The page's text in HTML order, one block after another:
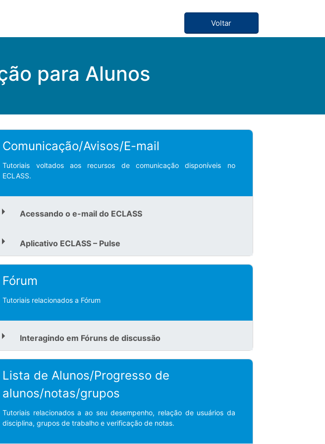
Voltar
para Alunos
Comunicação/Avisos/E-mail
Tutoriais voltados aos recursos de comunicação disponíveis no
ECLASS.
Acessando o e-mail do ECLASS
Aplicativo ECLASS – Pulse
Fórum
Tutoriais relacionados a Fórum
Interagindo em Fóruns de discussão
Lista de Alunos/Progresso de
alunos/notas/grupos
Tutoriais relacionados a ao seu desempenho, relação de usuários da
disciplina, grupos de trabalho e verificação de notas.